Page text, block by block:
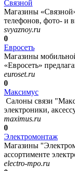
Связной
Магазины
телефонов, фото- и
svyaznoy.ru
0
Евросеть
Магазины
«Евросеть»
euroset.ru
0
Максимус
Салоны связи
электроники,
maximus.ru
0
Электромонтаж
Магазины
ассортименте
electro-mpo.ru